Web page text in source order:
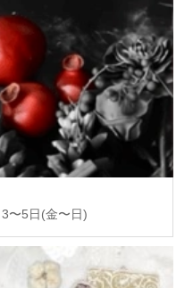
〜5日(金〜日)